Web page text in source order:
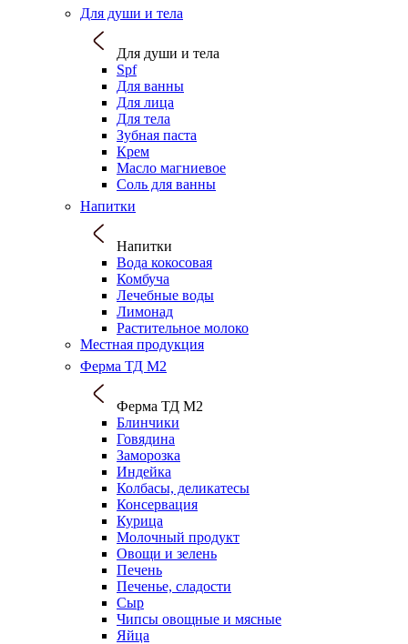
Для души и тела
Для души и тела
Spf
Для ванны
Для лица
Для тела
Зубная паста
Крем
Масло магниевое
Соль для ванны
Напитки
Напитки
Вода кокосовая
Комбуча
Лечебные воды
Лимонад
Растительное молоко
Местная продукция
Ферма ТД М2
Ферма ТД М2
Блинчики
Говядина
Заморозка
Индейка
Колбасы, деликатесы
Консервация
Курица
Молочный продукт
Овощи и зелень
Печень
Печенье, сладости
Сыр
Чипсы овощные и мясные
Яйца